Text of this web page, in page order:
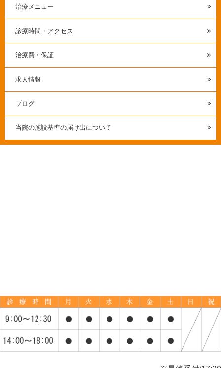
治療メニュー
診療時間・アクセス
治療費・保証
求人情報
ブログ
当院の施設基準の届け出について